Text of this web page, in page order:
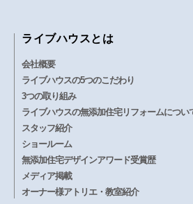
ライブハウスとは
会社概要
ライブハウスの5つのこだわり
3つの取り組み
ライブハウスの無添加住宅リフォームについ
スタッフ紹介
ショールーム
無添加住宅デザインアワード受賞歴
メディア掲載
オーナー様アトリエ・教室紹介